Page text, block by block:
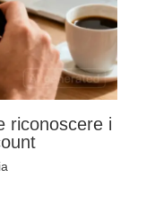
riconoscere i